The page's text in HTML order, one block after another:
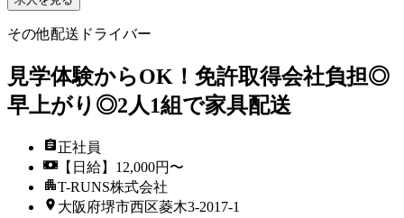
その他配送ドライバー
見学体験からOK！免許取得会社負担◎
早上がり◎2人1組で家具配送
正社員
【日給】12,000円〜
T-RUNS株式会社
大阪府堺市西区菱木3-2017-1